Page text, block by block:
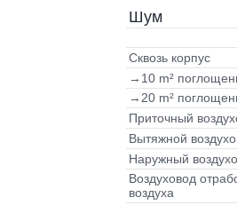
Шум
Сквозь корпус
→10 m²
→20 m²
Приточный
Вытяжной
Наружный
Воздуховод
воздуха